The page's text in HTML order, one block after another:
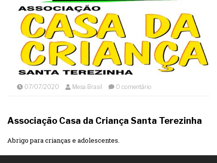
07/07/2020 Mesa Brasil 0 comentário
Associação Casa da Criança Santa Terezinha
Abrigo para crianças e adolescentes.